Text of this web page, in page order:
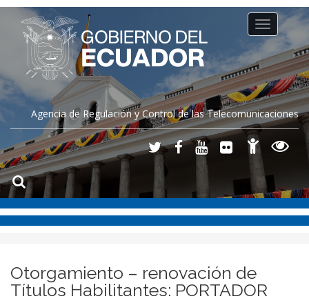
Agencia de Regulación y Control de las Telecomunicaciones
Toggle
navigation
Otorgamiento – renovación de
Títulos Habilitantes: PORTADOR